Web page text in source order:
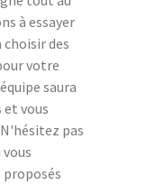
à essayer
choisir des
votre
saura
vous
pas